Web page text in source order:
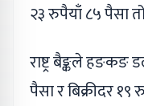
२३ रुपैयाँ ८५ पैसा
राष्ट्र बैङ्कले
पैसा र बिक्रीदर